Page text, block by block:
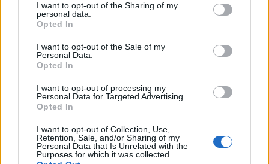
I want to opt-out of the Sharing of my
personal data.
Opted In
I want to opt-out of the Sale of my
Personal Data.
Opted In
I want to opt-out of processing my
Personal Data for Targeted Advertising.
Opted In
I want to opt-out of Collection, Use,
Retention, Sale, and/or Sharing of my
Personal Data that Is Unrelated with the
Purposes for which it was collected.
CONDIVIDERE:
VALUTARE:
PRECEDENTE